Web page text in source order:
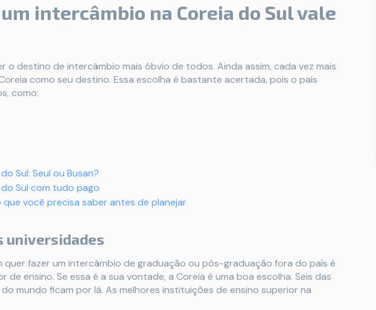
intercâmbio na Coreia do Sul vale
o destino de intercâmbio mais óbvio de todos. Ainda assim, cada vez mais
como seu destino. Essa escolha é bastante acertada, pois o país
como:
Sul: Seul ou Busan?
Sul com tudo pago
você precisa saber antes de planejar
universidades
quer fazer um intercâmbio de graduação ou pós-graduação fora do país é
de ensino. Se essa é a sua vontade, a Coreia é uma boa escolha. Seis das
mundo ficam por lá. As melhores instituições de ensino superior na